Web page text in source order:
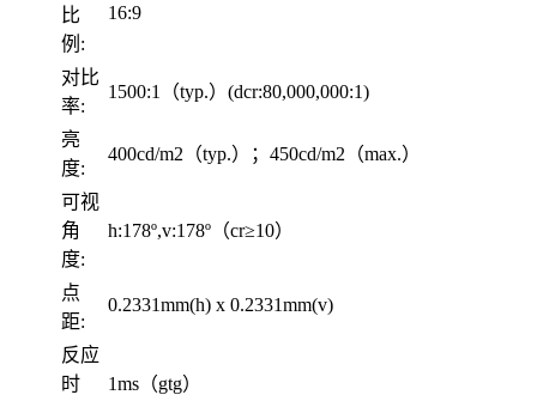
比
例:
16:9
对比
率:
1500:1（typ.）(dcr:80,000,000:1)
亮
度:
400cd/m2（typ.）；450cd/m2（max.）
可视
角
度:
h:178º,v:178º（cr≥10）
点
距:
0.2331mm(h) x 0.2331mm(v)
反应
时
1ms（gtg）